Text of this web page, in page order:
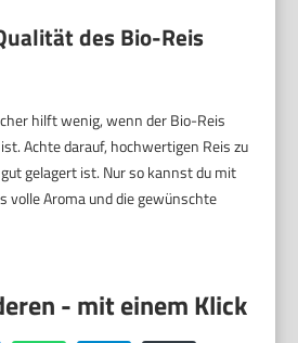
des Bio-Reis
hilft wenig, wenn der Bio-Reis
Achte darauf, hochwertigen Reis zu
gelagert ist. Nur so kannst du mit
volle Aroma und die gewünschte